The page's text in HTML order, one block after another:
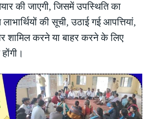
की जाएगी, जिसमें उपस्थिति का
की सूची, उठाई गई आपत्तियां,
शामिल करने या बाहर करने के लिए